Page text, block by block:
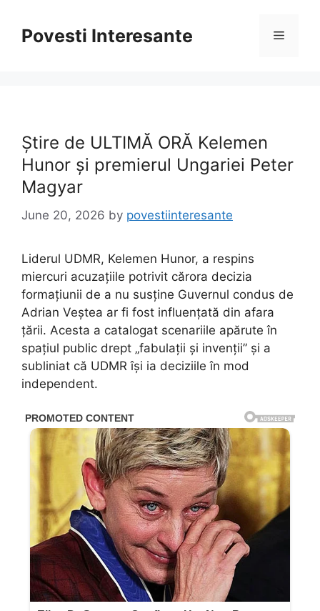
contentPovesti Interesante Menu
Știre de ULTIMĂ ORĂ Kelemen
Hunor și premierul Ungariei Peter
Magyar
June 20, 2026 by povestiinteresante
Liderul UDMR, Kelemen Hunor, a respins
miercuri acuzațiile potrivit cărora decizia
formațiunii de a nu susține Guvernul condus de
Adrian Veștea ar fi fost influențată din afara
țării. Acesta a catalogat scenariile apărute în
spațiul public drept „fabulații și invenții” și a
subliniat că UDMR își ia deciziile în mod
independent.